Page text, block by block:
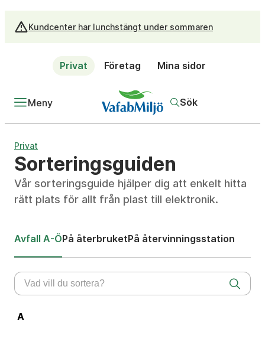
Kundcenter har lunchstängt under sommaren
Privat Företag Mina sidor
Meny Sök
Privat
Sorteringsguiden
Vår sorteringsguide hjälper dig att enkelt hitta
rätt plats för allt från plast till elektronik.
Avfall A-ÖPå återbruketPå återvinningsstation
A